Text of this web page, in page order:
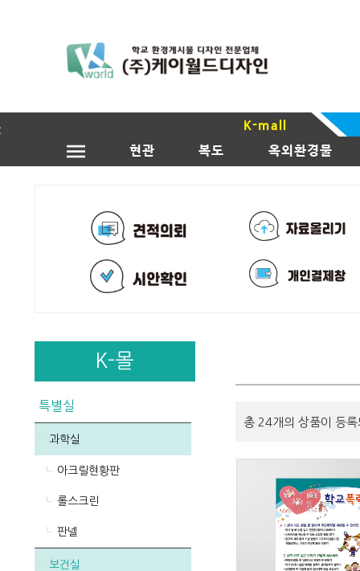
K-mall
현관
복도 옥외환경물
K-몰
특별실
과학실
아크릴현황판
롤스크린
판넬
보건실
총 24개의 상품이 등